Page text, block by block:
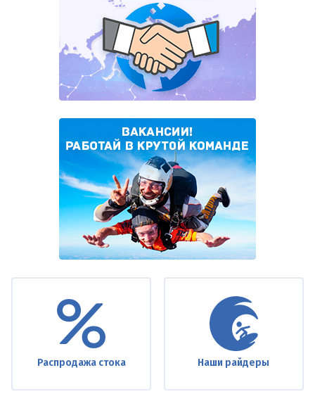
Распродажа стока Наши райдеры